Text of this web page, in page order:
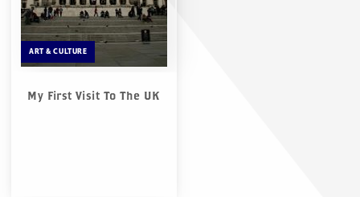
ART & CULTURE
My First Visit To The UK